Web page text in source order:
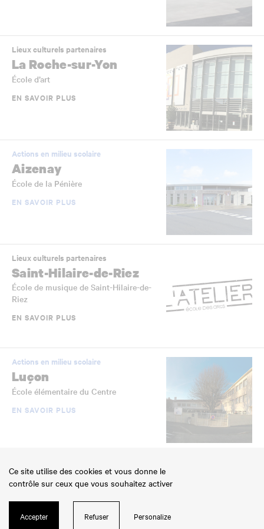
Lieux culturels partenaires
La Roche-sur-Yon
École d’art
EN SAVOIR PLUS
Actions en milieu scolaire
Aizenay
École de la Pénière
EN SAVOIR PLUS
Lieux culturels partenaires
Saint-Hilaire-de-Riez
École de musique de Saint-Hilaire-de-
Riez
EN SAVOIR PLUS
Actions en milieu scolaire
Luçon
École élémentaire du Centre
EN SAVOIR PLUS
Établissements scolaires jumelés
La Roche-sur-Yon
EN SAVOIR PLUS
Ce site utilise des cookies et vous donne le
contrôle sur ceux que vous souhaitez activer
Accepter Refuser Personalize